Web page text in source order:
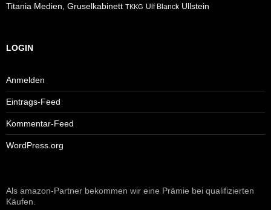
Titania Medien, Gruselkabinett TKKG Ulf Blanck Ullstein
LOGIN
Anmelden
Eintrags-Feed
Kommentar-Feed
WordPress.org
Als amazon-Partner bekommen wir eine Prämie bei qualifizierten
Käufen.